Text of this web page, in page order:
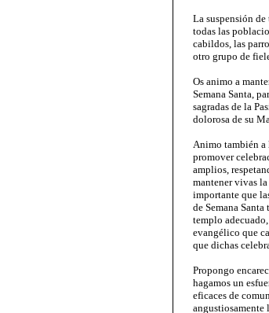
La suspensión
todas las
cabildos, las
otro grupo de
Os animo a
Semana Santa,
sagradas de la
dolorosa de su
Animo también a
promover
amplios,
mantener vivas
importante que
de Semana
templo
evangélico que
que dichas
Propongo
hagamos un
eficaces de
angustiosamente